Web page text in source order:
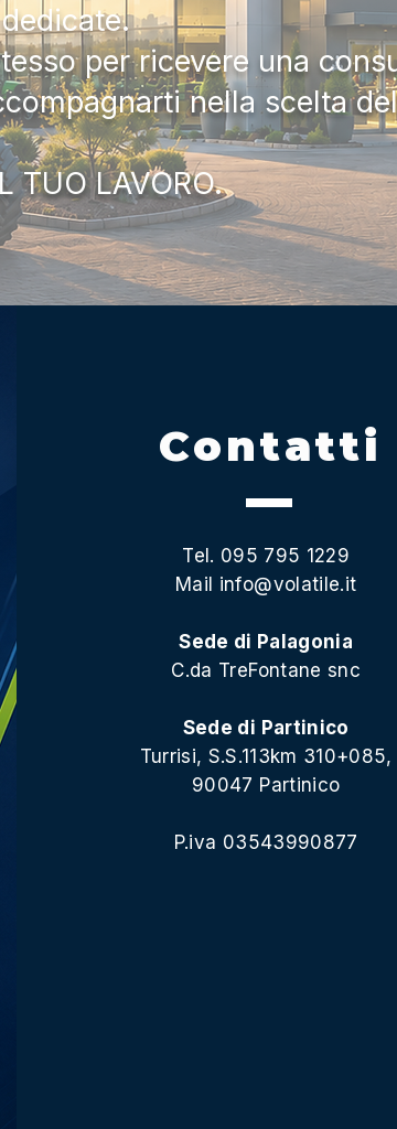
per ricevere una
nella scelta
TUO LAVORO.
Contatti
Tel. 095 795 1229
Mail info@volatile.it
Sede di Palagonia
C.da TreFontane snc
Sede di Partinico
Turrisi, S.S.113km 310+085,
90047 Partinico
P.iva 03543990877